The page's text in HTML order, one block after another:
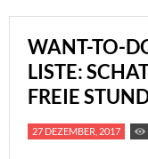
WANT-TO-
LISTE:
FREIE
27 DEZEMBER, 2017